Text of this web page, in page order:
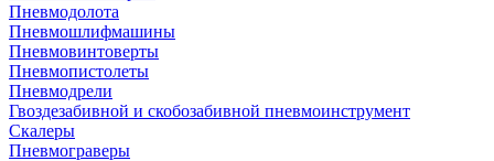
Пневмодолота
Пневмошлифмашины
Пневмовинтоверты
Пневмопистолеты
Пневмодрели
Гвоздезабивной и скобозабивной пневмоинструмент
Скалеры
Пневмограверы